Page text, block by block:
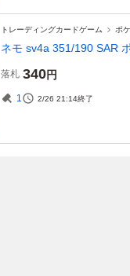
トレーディングカードゲーム ポ
ネモ sv4a 351/190 SAR
落札 340円
1 2/26 21:14終了